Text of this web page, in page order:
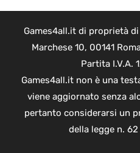
Games4all.it di proprietà di
Marchese 10, 00141
Partita I.V.A.
Games4all.it non è una
viene aggiornato senza
pertanto considerarsi un
della legge n.